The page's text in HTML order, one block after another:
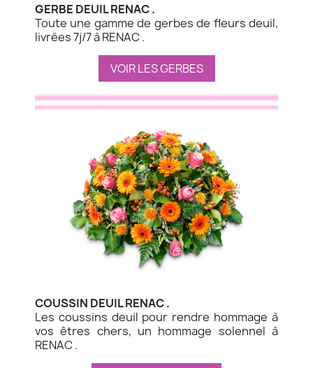
GERBE DEUIL RENAC .
Toute une gamme de gerbes de fleurs deuil,
livrées 7j/7 à RENAC .
VOIR LES GERBES
COUSSIN DEUIL RENAC .
Les coussins deuil pour rendre hommage à
vos êtres chers, un hommage solennel à
RENAC .